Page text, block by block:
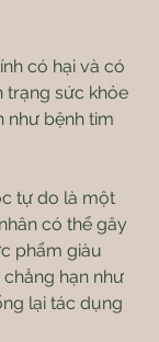
có hại và có
trạng sức khỏe
như bệnh tim
tự do là một
có thể gây
phẩm giàu
hạn như
lại tác dụng